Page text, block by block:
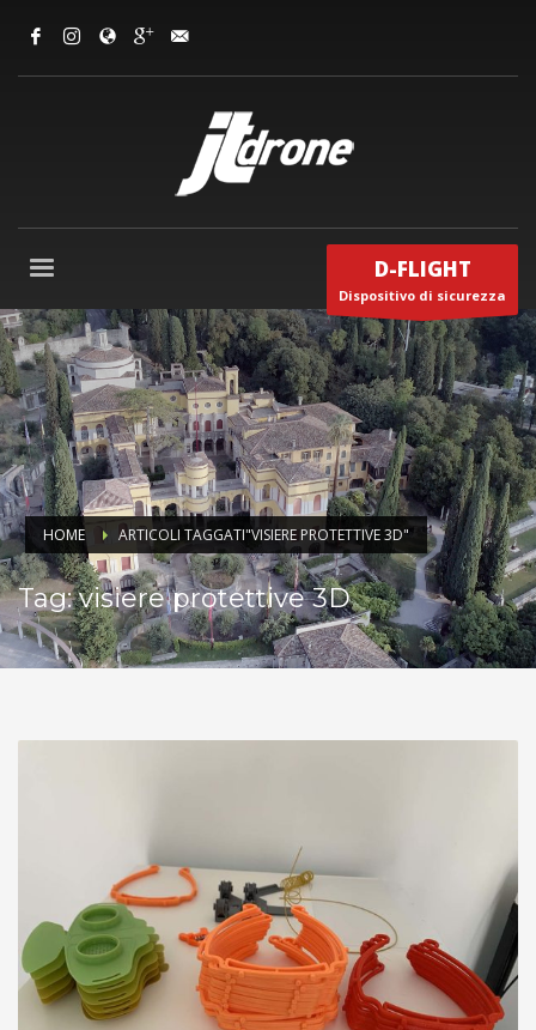
D-FLIGHT
Dispositivo di sicurezza
HOME ARTICOLI TAGGATI"VISIERE PROTETTIVE 3D"
Tag: visiere protettive 3D